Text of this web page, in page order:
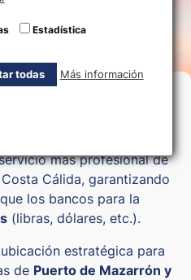
tu
más profesional de
Cálida, garantizando
los bancos para la
(libras, dólares, etc.).
estratégica para
de Puerto de Mazarrón y
Estadística
todas Más información